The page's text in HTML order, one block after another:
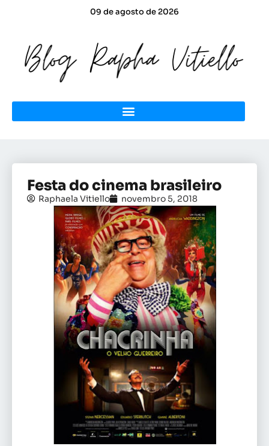
09 de agosto de 2026
Festa do cinema brasileiro
Raphaela Vitiello novembro 5, 2018